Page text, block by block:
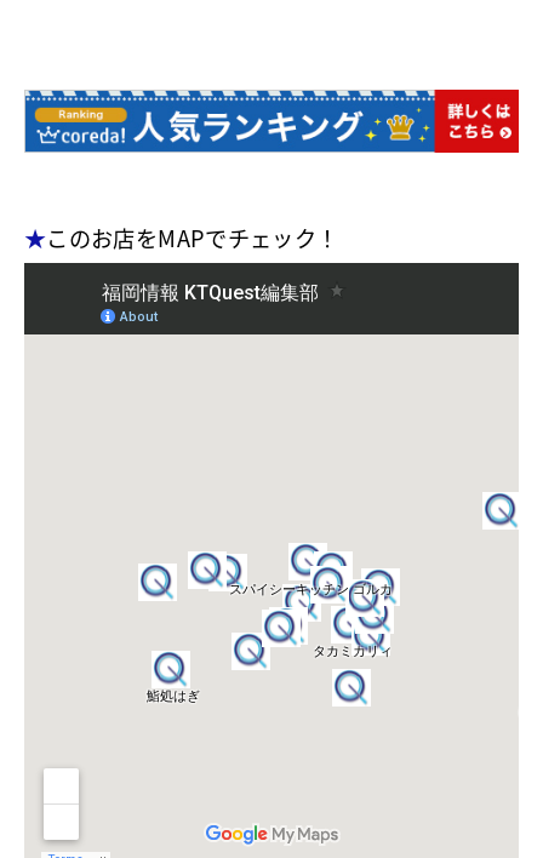
★このお店をMAPでチェック！